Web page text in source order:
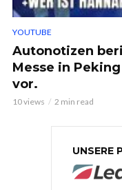
YOUTUBE
Autonotizen
Messe in
vor.
10 views 2 min read
UNSERE